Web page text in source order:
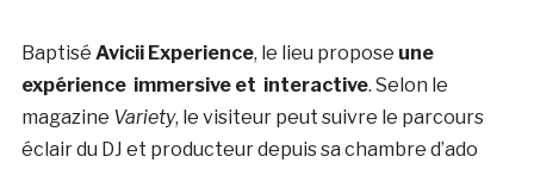
Baptisé Avicii Experience, le lieu propose une
expérience immersive et interactive. Selon le
magazine Variety, le visiteur peut suivre le parcours
éclair du DJ et producteur depuis sa chambre d’ado